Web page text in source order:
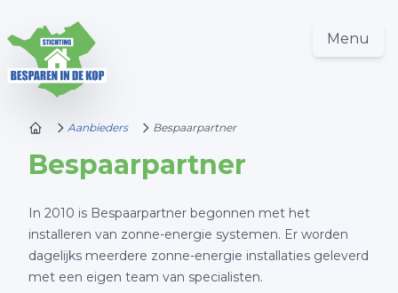
Menu
Aanbieders Bespaarpartner
Bespaarpartner
In 2010 is Bespaarpartner begonnen met het
installeren van zonne-energie systemen. Er worden
dagelijks meerdere zonne-energie installaties geleverd
met een eigen team van specialisten.